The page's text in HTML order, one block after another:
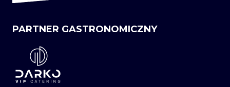
PARTNER GASTRONOMICZNY